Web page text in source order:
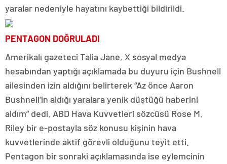
yaralar nedeniyle hayatını kaybettiği bildirildi.
PENTAGON DOĞRULADI
Amerikalı gazeteci Talia Jane, X sosyal medya
hesabından yaptığı açıklamada bu duyuru için Bushnell
ailesinden izin aldığını belirterek “Az önce Aaron
Bushnell’in aldığı yaralara yenik düştüğü haberini
aldım” dedi. ABD Hava Kuvvetleri sözcüsü Rose M.
Riley bir e-postayla söz konusu kişinin hava
kuvvetlerinde aktif görevli olduğunu teyit etti.
Pentagon bir sonraki açıklamasında ise eylemcinin